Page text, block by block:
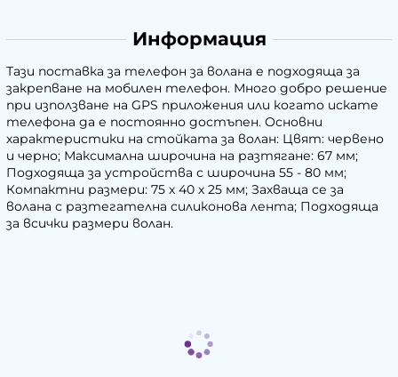
Информация
Тази поставка за телефон за волана е подходяща за
закрепване на мобилен телефон. Много добро решение
при използване на GPS приложения или когато искате
телефона да е постоянно достъпен. Основни
характеристики на стойката за волан: Цвят: червено
и черно; Максимална широчина на разтягане: 67 мм;
Подходяща за устройства с широчина 55 - 80 мм;
Компактни размери: 75 х 40 х 25 мм; Захваща се за
волана с разтегателна силиконова лента; Подходяща
за всички размери волан.